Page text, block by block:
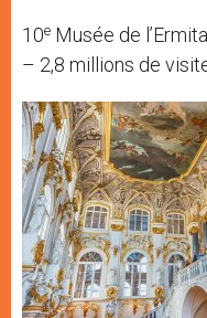
10e Musée de
– 2,8 millions de